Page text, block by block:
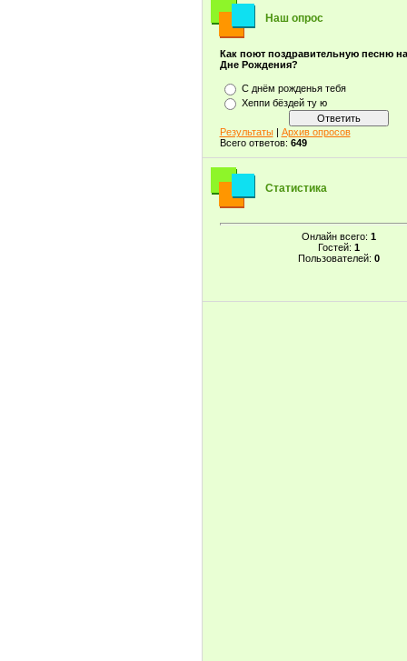
Наш опрос
Как поют поздравительную песню
Дне Рождения?
С днём рожденья тебя
Хеппи бёздей ту ю
Результаты| Архив опросов
Всего ответов: 649
Статистика
Онлайн всего: 1
Гостей: 1
Пользователей: 0